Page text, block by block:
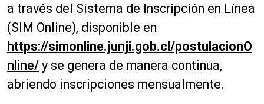
a través del Sistema de Inscripción en Línea
(SIM Online), disponible en
https://simonline.junji.gob.cl/postulacionO
nline/ y se genera de manera continua,
abriendo inscripciones mensualmente.